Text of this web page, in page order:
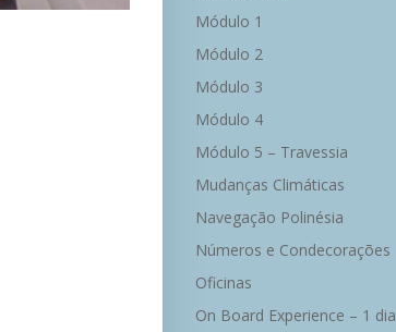
Módulo 1
Módulo 2
Módulo 3
Módulo 4
Módulo 5 – Travessia
Mudanças Climáticas
Navegação Polinésia
Números e Condecorações
Oficinas
On Board Experience – 1 dia